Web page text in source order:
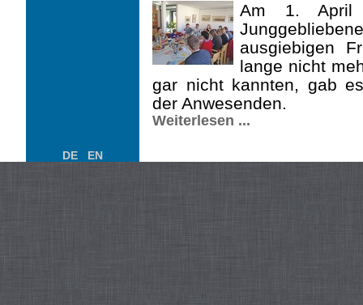
Am 1. April
ausgiebigen
lange nicht
gar nicht kannten, gab
der Anwesenden.
Weiterlesen ...
DE EN